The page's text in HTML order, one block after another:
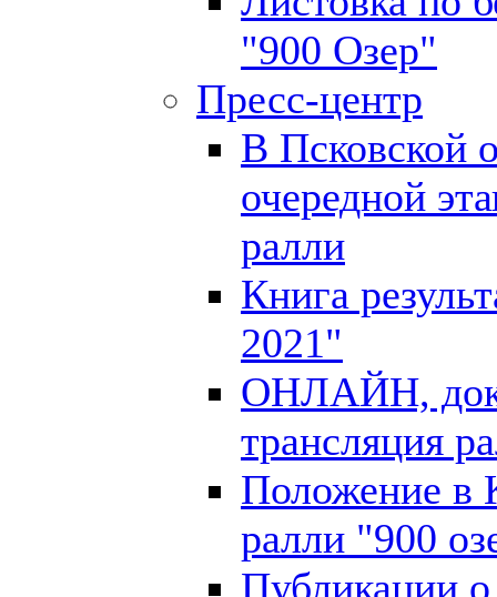
"900 Озер"
Пресс-центр
В Псковской
очередной
ралли
Книга
2021"
ОНЛАЙН,
трансляция
Положение в
ралли "900
Публикации